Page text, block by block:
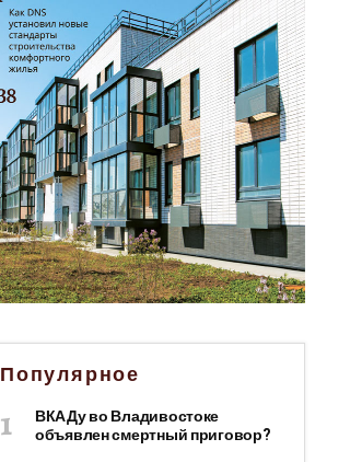
Популярное
ВКАДу во Владивостоке
объявлен смертный приговор?